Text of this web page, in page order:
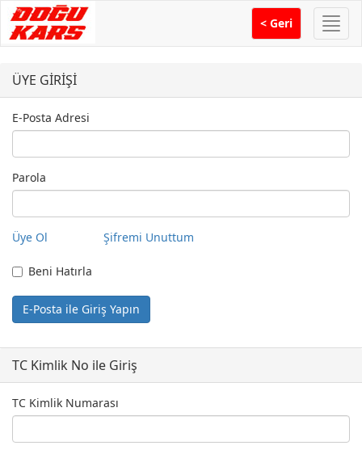
Menü
< Geri
ÜYE GİRİŞİ
E-Posta Adresi
Parola
Üye Ol Şifremi Unuttum
Beni Hatırla
TC Kimlik No ile Giriş
TC Kimlik Numarası